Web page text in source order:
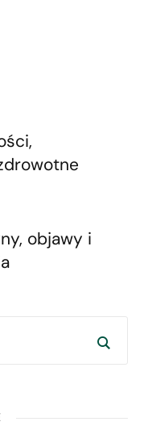
objawy i